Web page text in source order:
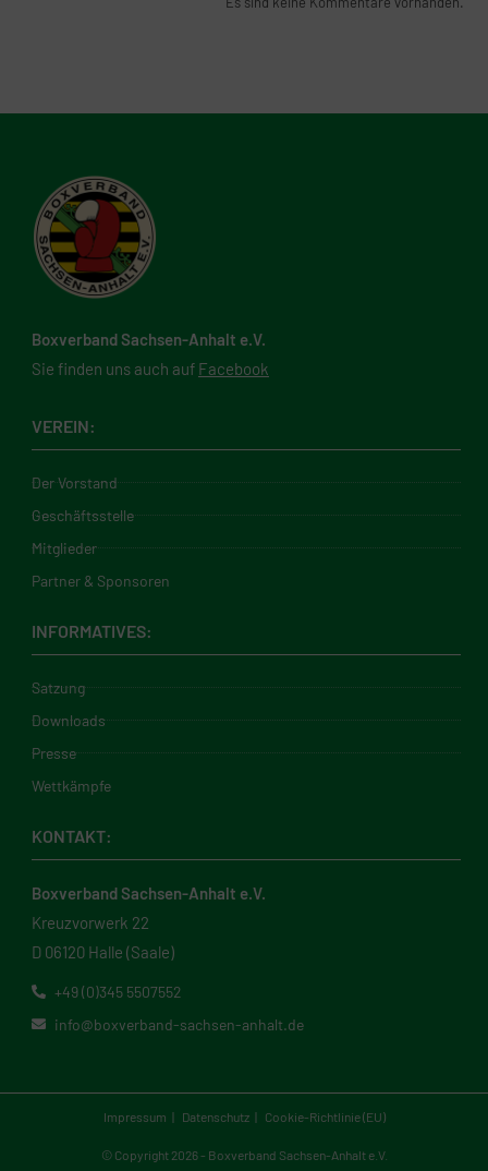
Boxverband Sachsen-Anhalt e.V.
Sie finden uns auch auf Facebook
VEREIN:
Der Vorstand
Geschäftsstelle
Mitglieder
Partner & Sponsoren
INFORMATIVES:
Satzung
Downloads
Presse
Wettkämpfe
KONTAKT:
Boxverband Sachsen-Anhalt e.V.
Kreuzvorwerk 22
D 06120 Halle (Saale)
+49 (0)345 5507552
info@boxverband-sachsen-anhalt.de
Impressum Datenschutz Cookie-Richtlinie (EU)
© Copyright 2026 - Boxverband Sachsen-Anhalt e.V.